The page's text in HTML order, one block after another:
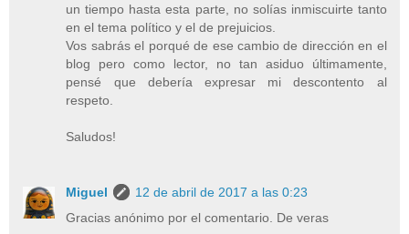
un tiempo hasta esta parte, no solías inmiscuirte tanto
en el tema político y el de prejuicios.
Vos sabrás el porqué de ese cambio de dirección en el
blog pero como lector, no tan asiduo últimamente,
pensé que debería expresar mi descontento al
respeto.
Saludos!
Miguel
12 de abril de 2017 a las 0:23
Gracias anónimo por el comentario. De veras